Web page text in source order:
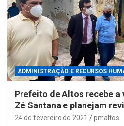
ADMINISTRAÇÃO E RECURSOS
Prefeito de Altos recebe a
Zé Santana e planejam
24 de fevereiro de 2021 pmaltos